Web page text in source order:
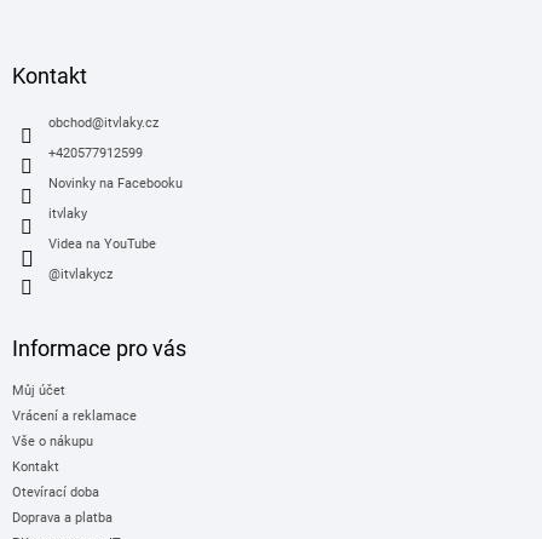
Kontakt
obchod@itvlaky.cz
+420577912599
Novinky na Facebooku
itvlaky
Videa na YouTube
@itvlakycz
Informace pro vás
Můj účet
Vrácení a reklamace
Vše o nákupu
Kontakt
Otevírací doba
Doprava a platba